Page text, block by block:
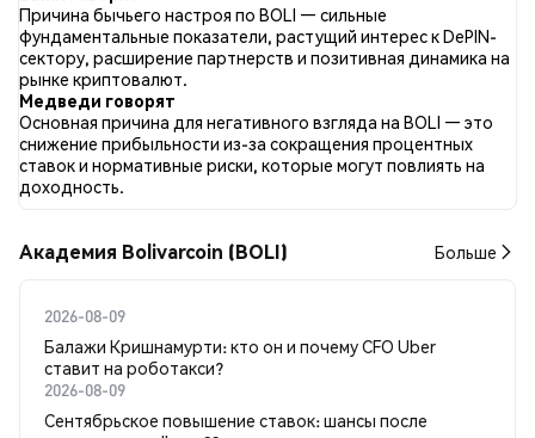
твитов имели бычий настрой по сравнению с NaN% твитов с
медвежьим настроем по BOLI. NaN% твитов были
нейтральными по отношению к BOLI. Эти данные основаны
на 0 твитах.
Причина бычьего настроя по BOLI — сильные
фундаментальные показатели, растущий интерес к DePIN-
сектору, расширение партнерств и позитивная динамика на
рынке криптовалют.
Медведи говорят
Основная причина для негативного взгляда на BOLI — это
снижение прибыльности из-за сокращения процентных
ставок и нормативные риски, которые могут повлиять на
доходность.
Академия Bolivarcoin (BOLI) Больше
2026-08-09
Балажи Кришнамурти: кто он и почему CFO Uber
ставит на роботакси?
2026-08-09
Сентябрьское повышение ставок: шансы после